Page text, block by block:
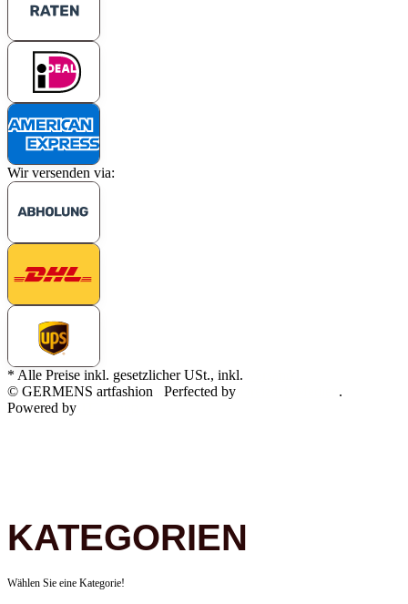
Wir versenden via:
* Alle Preise inkl. gesetzlicher USt., inkl.
© GERMENS artfashion
Perfected by
.
Powered by
KATEGORIEN
Wählen Sie eine Kategorie!